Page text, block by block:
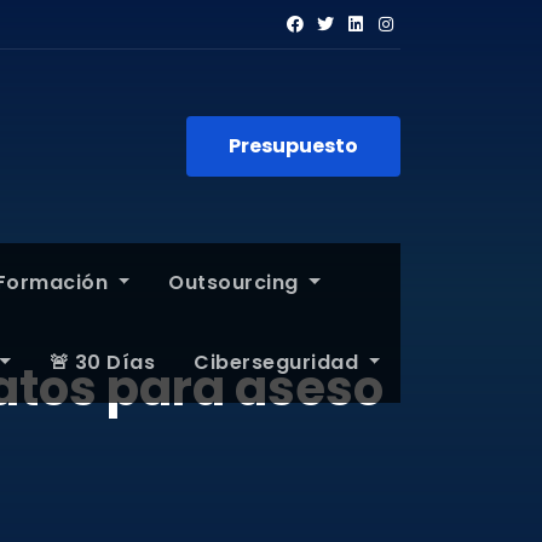
Presupuesto
Outsourcing
🚨 30 Días Ciberseguridad
para aseso